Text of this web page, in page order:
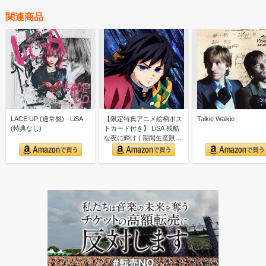
関連商品
LACE UP (通常盤) - LiSA
(特典なし)
【限定特典アニメ絵柄ポス
トカード付き】 LiSA 残酷
な夜に輝け ( 期間生産限定
盤 CD＋Blu…
Talkie Walkie